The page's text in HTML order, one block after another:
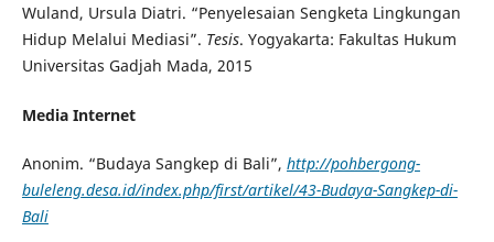
Wuland, Ursula Diatri. “Penyelesaian Sengketa Lingkungan
Hidup Melalui Mediasi”. Tesis. Yogyakarta: Fakultas Hukum
Universitas Gadjah Mada, 2015
Media Internet
Anonim. “Budaya Sangkep di Bali”, http://pohbergong-
buleleng.desa.id/index.php/first/artikel/43-Budaya-Sangkep-di-
Bali